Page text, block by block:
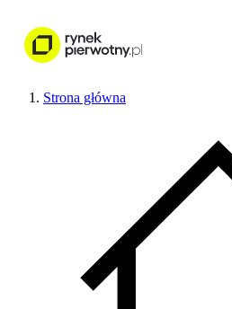
Strona główna